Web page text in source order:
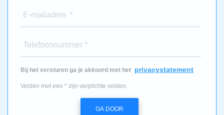
E-mailadres *
Telefoonnummer *
Bij het versturen ga je akkoord met het privacystatement
Velden met een * zijn verplichte velden.
GA DOOR